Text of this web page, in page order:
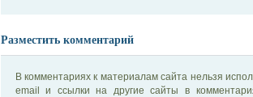
Разместить комментарий
В комментариях к материалам сайта нельзя
email и ссылки на другие сайты в